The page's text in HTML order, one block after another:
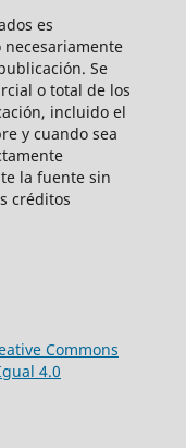
es
Se
o total de los
incluido el
y cuando sea
la fuente sin
créditos
Commons
4.0